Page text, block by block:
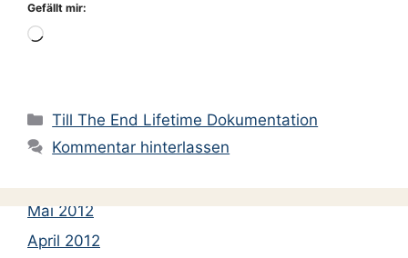
Gefällt mir:
Wird
Kategorien
Till The End Lifetime Dokumentation
Kommentar hinterlassen
Januar 2013
September 2012
August 2012
Mai 2012
April 2012